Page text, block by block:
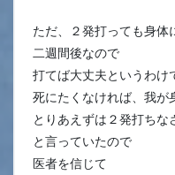
ただ、２発打っても身体
二週間後なので
打てば大丈夫というわけ
死にたくなければ、我が
とりあえずは２発打ちな
と言っていたので
医者を信じて